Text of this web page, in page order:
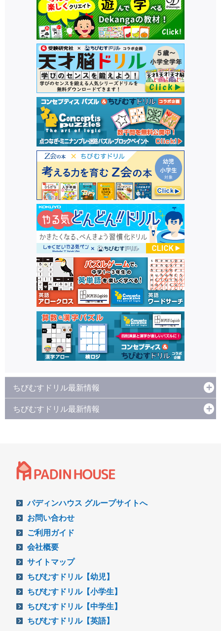
ちびむすドリル最新情報
ちびむすドリル最新情報
パディンハウス グループサイトへ
お問い合わせ
ご利用ガイド
会社概要
サイトマップ
ちびむすドリル【幼児】
ちびむすドリル【小学生】
ちびむすドリル【中学生】
ちびむすドリル【英語】